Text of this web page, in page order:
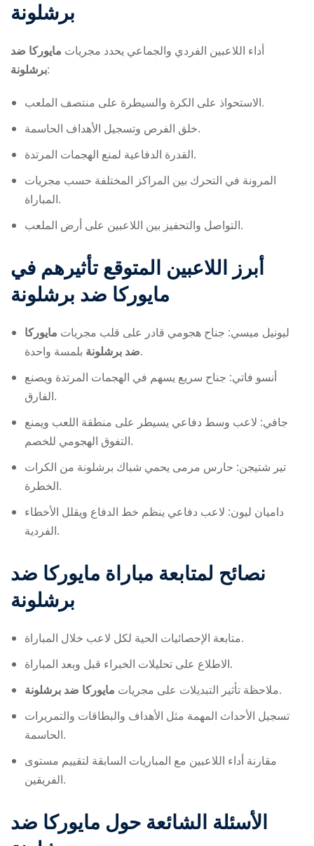
برشلونة
أداء اللاعبين الفردي والجماعي يحدد مجريات مايوركا ضد
برشلونة:
الاستحواذ على الكرة والسيطرة على منتصف الملعب.
خلق الفرص وتسجيل الأهداف الحاسمة.
القدرة الدفاعية لمنع الهجمات المرتدة.
المرونة في التحرك بين المراكز المختلفة حسب مجريات
المباراة.
التواصل والتحفيز بين اللاعبين على أرض الملعب.
أبرز اللاعبين المتوقع تأثيرهم في
مايوركا ضد برشلونة
ليونيل ميسي: جناح هجومي قادر على قلب مجريات مايوركا
ضد برشلونةبلمسة واحدة.
أنسو فاتي: جناح سريع يسهم في الهجمات المرتدة ويصنع
الفارق.
جافي: لاعب وسط دفاعي يسيطر على منطقة اللعب ويمنع
التفوق الهجومي للخصم.
تير شتيجن: حارس مرمى يحمي شباك برشلونة من الكرات
الخطرة.
داميان ليون: لاعب دفاعي ينظم خط الدفاع ويقلل الأخطاء
الفردية.
نصائح لمتابعة مباراة مايوركا ضد
برشلونة
متابعة الإحصائيات الحية لكل لاعب خلال المباراة.
الاطلاع على تحليلات الخبراء قبل وبعد المباراة.
ملاحظة تأثير التبديلات على مجريات مايوركا ضد برشلونة
.
تسجيل الأحداث المهمة مثل الأهداف والبطاقات والتمريرات
الحاسمة.
مقارنة أداء اللاعبين مع المباريات السابقة لتقييم مستوى
الفريقين.
الأسئلة الشائعة حول مايوركا ضد